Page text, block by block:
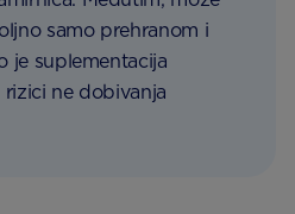
samo prehranom i
je suplementacija
ne dobivanja